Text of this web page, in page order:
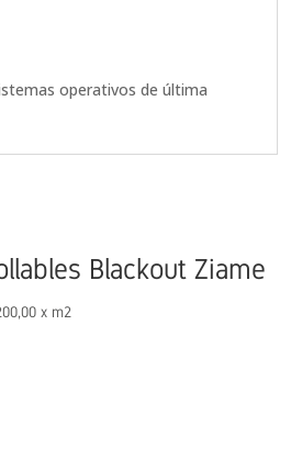
operativos de última
Blackout Ziame
x m2